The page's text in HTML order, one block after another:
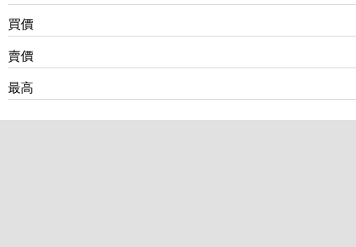
買價
賣價
最高